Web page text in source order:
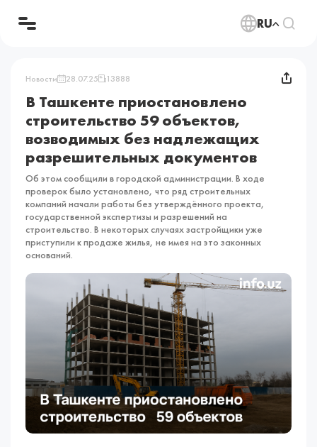
RU
Новости 28.07.25 13888
В Ташкенте приостановлено
строительство 59 объектов,
возводимых без надлежащих
разрешительных документов
Об этом сообщили в городской администрации. В ходе
проверок было установлено, что ряд строительных
компаний начали работы без утверждённого проекта,
государственной экспертизы и разрешений на
строительство. В некоторых случаях застройщики уже
приступили к продаже жилья, не имея на это законных
оснований.